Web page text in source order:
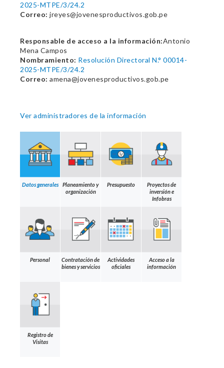
2025-MTPE/3/24.2
Correo: jreyes@jovenesproductivos.gob.pe
Responsable de acceso a la información:Antonio
Mena Campos
Nombramiento: Resolución Directoral N.° 00014-
2025-MTPE/3/24.2
Correo: amena@jovenesproductivos.gob.pe
Ver administradores de la información
Datos generales
Planeamiento y
organización
Presupuesto
Proyectos de
inversión e
Infobras
Personal
Contratación de
bienes y servicios
Actividades
oficiales
Acceso a la
información
Registro de
Visitas